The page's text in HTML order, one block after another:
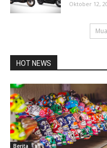
Oktober 12,
HOT NEWS
Berita